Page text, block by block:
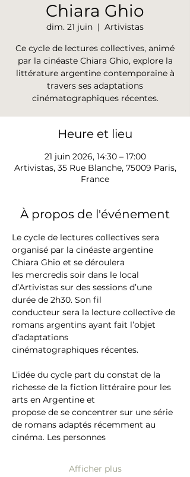
Chiara Ghio
dim. 21 juin
  |
Artivistas
Ce cycle de lectures collectives, animé
par la cinéaste Chiara Ghio, explore la
littérature argentine contemporaine à
travers ses adaptations
cinématographiques récentes.
Heure et lieu
21 juin 2026, 14:30 – 17:00
Artivistas, 35 Rue Blanche, 75009 Paris,
France
À propos de l'événement
Le cycle de lectures collectives sera
organisé par la cinéaste argentine
Chiara Ghio et se déroulera
les mercredis soir dans le local
d’Artivistas sur des sessions d’une
durée de 2h30. Son fil
conducteur sera la lecture collective de
romans argentins ayant fait l’objet
d’adaptations
cinématographiques récentes.
L’idée du cycle part du constat de la
richesse de la fiction littéraire pour les
arts en Argentine et
propose de se concentrer sur une série
de romans adaptés récemment au
cinéma. Les personnes
Afficher plus